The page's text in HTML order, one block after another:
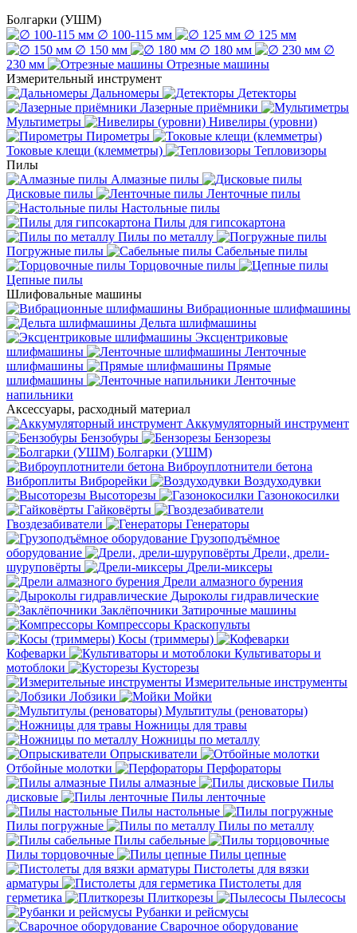
Болгарки (УШМ)
∅ 100-115 мм
∅ 125 мм
∅ 150 мм
∅ 180 мм
∅
230 мм
Отрезные машины
Измерительный инструмент
Дальномеры
Детекторы
Лазерные приёмники
Мультиметры
Нивелиры (уровни)
Пирометры
Токовые клещи (клемметры)
Тепловизоры
Пилы
Алмазные пилы
Дисковые пилы
Ленточные пилы
Настольные пилы
Пилы для гипсокартона
Пилы по металлу
Погружные пилы
Сабельные пилы
Торцовочные пилы
Цепные пилы
Шлифовальные машины
Вибрационные шлифмашины
Дельта шлифмашины
Эксцентриковые
шлифмашины
Ленточные
шлифмашины
Прямые
шлифмашины
Ленточные
напильники
Аксессуары, расходный материал
Аккумуляторный инструмент
Бензобуры
Бензорезы
Болгарки (УШМ)
Виброуплотнители бетона
Виброплиты Виброрейки
Воздуходувки
Высоторезы
Газонокосилки
Гайковёрты
Гвоздезабиватели
Генераторы
Грузоподъёмное
оборудование
Дрели, дрели-
шуруповёрты
Дрели-миксеры
Дрели алмазного бурения
Дыроколы гидравлические
Заклёпочники Затирочные машины
Компрессоры Краскопульты
Косы (триммеры)
Кофеварки
Культиваторы и
мотоблоки
Кусторезы
Измерительные инструменты
Лобзики
Мойки
Мультитулы (реноваторы)
Ножницы для травы
Ножницы по металлу
Опрыскиватели
Отбойные молотки
Перфораторы
Пилы алмазные
Пилы
дисковые
Пилы ленточные
Пилы настольные
Пилы погружные
Пилы по металлу
Пилы сабельные
Пилы торцовочные
Пилы цепные
Пистолеты для вязки
арматуры
Пистолеты для
герметика
Плиткорезы
Пылесосы
Рубанки и рейсмусы
Сварочное оборудование